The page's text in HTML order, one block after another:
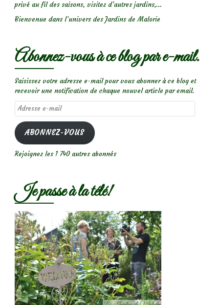
privé au fil des saisons, visitez d’autres jardins,...
Bienvenue dans l’univers des Jardins de Malorie
Abonnez-vous à ce blog par e-mail.
Saisissez votre adresse e-mail pour vous abonner à ce blog et
recevoir une notification de chaque nouvel article par email.
Adresse
e-
mail
ABONNEZ-VOUS
Rejoignez les 1 740 autres abonnés
Je passe à la télé!